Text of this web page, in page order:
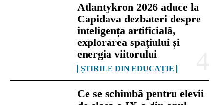
Atlantykron 2026 aduce la
Capidava dezbateri despre
inteligența artificială,
explorarea spațiului și
energia viitorului
ȘTIRILE DIN EDUCAȚIE
Ce se schimbă pentru elevii